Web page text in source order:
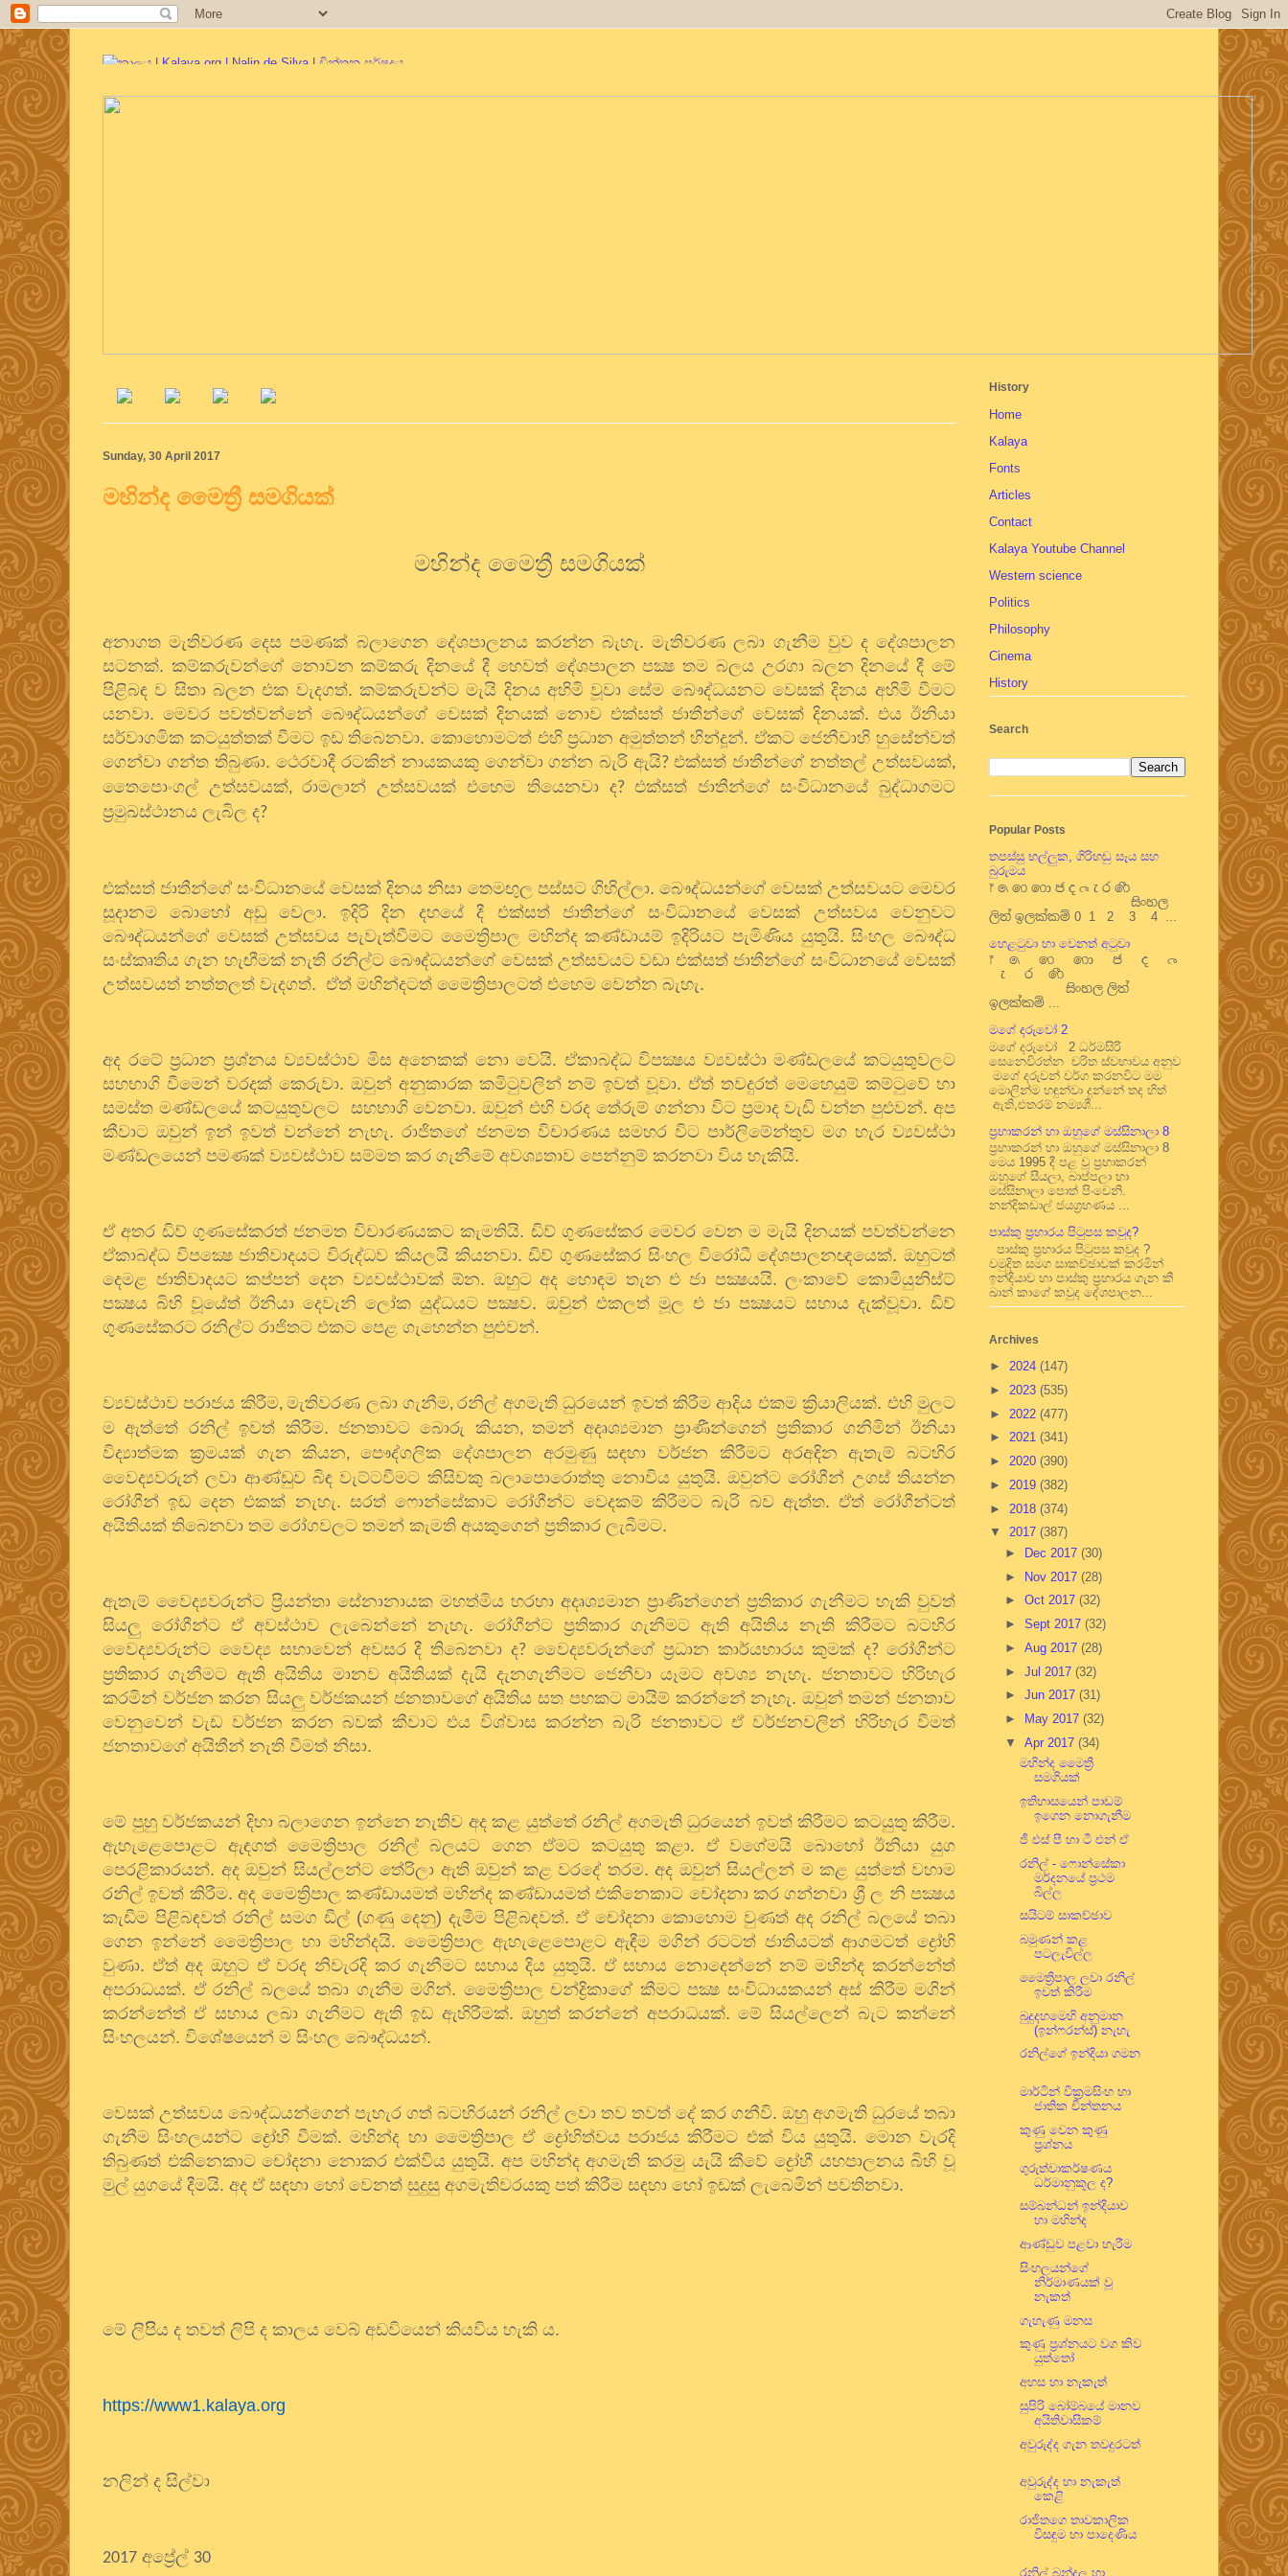
Sunday, 30 April 2017
මහින්ද මෛත්‍රී සමගියක්
මහින්ද මෛත්‍රී සමගියක්
අනාගත මැතිවරණ දෙස පමණක් බලාගෙන දේශපාලනය කරන්න බැහැ. මැතිවරණ ලබා ගැනීම වුව ද දේශපාලන
සටනක්. කම්කරුවන්ගේ නොවන කම්කරු දිනයේ දී හෙවත් දේශපාලන පක්‍ෂ තම බලය උරගා බලන දිනයේ දී මේ
පිළිබඳ ව සිතා බලන එක වැදගත්. කම්කරුවන්ට මැයි දිනය අහිමි වූවා සේම බෞද්ධයනට වෙසක් දිනය අහිමි වීමට
යනවා. මෙවර පවත්වන්නේ බෞද්ධයන්ගේ වෙසක් දිනයක් නොව එක්සත් ජාතීන්ගේ වෙසක් දිනයක්. එය ඊනියා
සර්වාගමික කටයුත්තක් වීමට ඉඩ තිබෙනවා. කොහොමටත් එහි ප්‍රධාන අමුත්තන් හින්දූන්. ඒකට ජෙනීවාහි හුසේන්වත්
ගෙන්වා ගන්ත තිබුණා. ථෙරවාදී රටකින් නායකයකු ගෙන්වා ගන්න බැරි ඇයි?එක්සත් ජාතීන්ගේ නත්තල් උත්සවයක්,
තෛපොංගල් උත්සවයක්,රාමලාන් උත්සවයක් එහෙම තියෙනවා ද? එක්සත් ජාතීන්ගේ සංවිධානයේ බුද්ධාගමට
ප්‍රමුඛස්ථානය ලැබිල ද?
එක්සත් ජාතීන්ගේ සංවිධානයේ වෙසක් දිනය නිසා තෙමඟුල පස්සට ගිහිල්ලා. බෞද්ධයන්ගේ වෙසක් උත්සවයට මෙවර
සූදානම බොහෝ අඩු වෙලා. ඉදිරි දින දහයේ දී එක්සත් ජාතීන්ගේ සංවිධානයේ වෙසක් උත්සවය වෙනුවට
බෞද්ධයන්ගේ වෙසක් උත්සවය පැවැත්වීමට මෛත්‍රිපාල මහින්ද කණ්ඩායම් ඉදිරියට පැමිණිය යුතුයි. සිංහල බෞද්ධ
සංස්කෘතිය ගැන හැඟීමක් නැති රනිල්ට බෞද්ධයන්ගේ වෙසක් උත්සවයට වඩා එක්සත් ජාතීන්ගේ සංවිධානයේ වෙසක්
උත්සවයත් නත්තලත් වැදගත්. ඒත් මහින්දටත් මෛත්‍රිපාලටත් එහෙම වෙන්න බැහැ.
අද රටේ ප්‍රධාන ප්‍රශ්නය ව්‍යවස්ථාව මිස අනෙකක් නො වෙයි. ඒකාබද්ධ විපක්‍ෂය ව්‍යවස්ථා මණ්ඩලයේ කටයුතුවලට
සහභාගි වීමෙන් වරදක් කෙරුවා. ඔවුන් අනුකාරක කමිටුවලින් නම් ඉවත් වූවා. ඒත් තවදුරත් මෙහෙයුම් කම්ටුවේ හා
සමස්ත මණ්ඩලයේ කටයුතුවලට
සහභාගි වෙනවා. ඔවුන් එහි වරද තේරුම් ගන්නා විට ප්‍රමාද වැඩි වන්න පුළුවන්. අප
කීවාට ඔවුන් ඉන් ඉවත් වන්නේ නැහැ. රාජිතගේ ජනමත විචාරණය සමහර විට පාර්ලිමේන්තුව මග හැර ව්‍යවස්ථා
මණ්ඩලයෙන් පමණක් ව්‍යවස්ථාව සම්මත කර ගැනීමේ අවශ්‍යතාව පෙන්නුම් කරනවා විය හැකියි.
ඒ අතර ඩිව් ගුණසේකරත් ජනමත විචාරණයකට කැමතියි. ඩිව් ගුණසේකර මෙවර වෙන ම මැයි දිනයක් පවත්වන්නෙ
ඒකාබද්ධ විපක්‍ෂෙ ජාතිවාදයට විරුද්ධව කියලයි කියනවා. ඩිව් ගුණසේකර සිංහල විරෝධී දේශපාලනඥයෙක්. ඔහුටත්
දෙමළ ජාතිවාදයට කප්පන් දෙන ව්‍යවස්ථාවක් ඕන. ඔහුට අද හොඳම තැන එ ජා පක්‍ෂයයි. ලංකාවේ කොමියුනිස්ට්
පක්‍ෂය බිහි වූයේත් ඊනියා දෙවැනි ලෝක යුද්ධයට පක්‍ෂව. ඔවුන් එකලත් මූල එ ජා පක්‍ෂයට සහාය දැක්වූවා. ඩිව්
ගුණසේකරට රනිල්ට රාජිතට එකට පෙළ ගැහෙන්න පුළුවන්.
ව්‍යවස්ථාව පරාජය කිරීම,මැතිවරණ ලබා ගැනීම,රනිල් අගමැති ධුරයෙන් ඉවත් කිරීම ආදිය එකම ක්‍රියාලියක්. එහි මුලට
ම ඇත්තේ රනිල් ඉවත් කිරීම. ජනතාවට බොරු කියන,තමන් අදෘශ්‍යමාන ප්‍රාණීන්ගෙන් ප්‍රතිකාර ගනිමින් ඊනියා
විද්‍යාත්මක ක්‍රමයක් ගැන කියන, පෞද්ගලික දේශපාලන අරමුණු සඳහා වර්ජන කිරීමට අරඅඳින ඇතැම් බටහිර
වෛද්‍යවරුන් ලවා ආණ්ඩුව බිඳ වැට්ටවීමට කිසිවකු බලාපොරොත්තු නොවිය යුතුයි. ඔවුන්ට රෝගීන් උගස් තියන්න
රෝගීන් ඉඩ දෙන එකක් නැහැ. සරත් ෆොන්සේකාට රෝගීන්ට වෙදකම් කිරීමට බැරි බව ඇත්ත. ඒත් රෝගීන්ටත්
අයිතියක් තිබෙනවා තම රෝගවලට තමන් කැමති අයකුගෙන් ප්‍රතිකාර ලැබීමට.
ඇතැම් වෛද්‍යවරුන්ට ප්‍රියන්තා සේනානායක මහත්මිය හරහා අදෘශ්‍යමාන ප්‍රාණීන්ගෙන් ප්‍රතිකාර ගැනීමට හැකි වුවත්
සියලු රෝගීන්ට ඒ අවස්ථාව ලැබෙන්නේ නැහැ. රෝගීන්ට ප්‍රතිකාර ගැනීමට ඇති අයිතිය නැති කිරීමට බටහිර
වෛද්‍යවරුන්ට වෛද්‍ය සභාවෙන් අවසර දී තිබෙනවා ද? වෛද්‍යවරුන්ගේ ප්‍රධාන කාර්යභාරය කුමක් ද?රෝගීන්ට
ප්‍රතිකාර ගැනීමට ඇති අයිතිය මානව අයිතියක් දැයි දැනගැනීමට ජෙනීවා යෑමට අවශ්‍ය නැහැ. ජනතාවට හිරිහැර
කරමින් වර්ජන කරන සියලු වර්ජකයන් ජනතාවගේ අයිතිය සත පහකට මායිම් කරන්නේ නැහැ. ඔවුන් තමන් ජනතාව
වෙනුවෙන් වැඩ වර්ජන කරන බවක් කීවාට එය විශ්වාස කරන්න බැරි ජනතාවට ඒ වර්ජනවලින් හිරිහැර වීමත්
ජනතාවගේ අයිතීන් නැති වීමත් නිසා.
මේ පුහු වර්ජකයන් දිහා බලාගෙන ඉන්නෙ නැතිව අද කළ යුත්තේ රනිල් අගමැති ධුරයෙන් ඉවත් කිරීමට කටයුතු කිරීම.
ඇහැළෙපොළට ඇඳගත් මෛත්‍රිපාල රනිල් බලයට ගෙන ඒමට කටයුතු කළා. ඒ වගේමයි බොහෝ ඊනියා යුග
පෙරළිකාරයන්. අද ඔවුන් සියල්ලන්ට තේරිලා ඇති ඔවුන් කළ වරදේ තරම. අද ඔවුන් සියල්ලන් ම කළ යුත්තේ වහාම
රනිල් ඉවත් කිරීම. අද මෛත්‍රිපාල කණ්ඩායමත් මහින්ද කණ්ඩායමත් එකිනෙකාට චෝදනා කර ගන්නවා ශ්‍රී ල නි පක්‍ෂය
කැඩීම පිළිබඳවත් රනිල් සමග ඩීල් (ගණු දෙනු) දැමීම පිළිබඳවත්. ඒ චෝදනා කොහොම වුණත් අද රනිල් බලයේ තබා
ගෙන ඉන්නේ මෛත්‍රිපාල හා මහින්දයි. මෛත්‍රිපාල ඇහැළෙපොළට ඇඳීම මගින් රටටත් ජාතියටත් ආගමටත් ද්‍රෝහි
වුණා. ඒත් අද ඔහුට ඒ වරද නිවැරදි කර ගැනීමට සහාය දිය යුතුයි. ඒ සහාය නොදෙන්නේ නම් මහින්ද කරන්නේත්
අපරාධයක්. ඒ රනිල් බලයේ තබා ගැනීම මගින්. මෛත්‍රිපාල චන්ද්‍රිකාගේ කීමට පක්‍ෂ සංවිධායකයන් අස් කිරීම මගින්
කරන්නේත් ඒ සහාය ලබා ගැනීමට ඇති ඉඩ ඇහිරීමක්. ඔහුත් කරන්නේ අපරාධයක්. මේ සියල්ලෙන් බැට කන්නේ
සිංහලයන්. විශේෂයෙන් ම සිංහල බෞද්ධයන්.
වෙසක් උත්සවය බෞද්ධයන්ගෙන් පැහැර ගත් බටහිරයන් රනිල් ලවා තව තවත් දේ කර ගනීවි. ඔහු අගමැති ධුරයේ තබා
ගැනීම සිංහලයන්ට ද්‍රෝහි වීමක්. මහින්ද හා මෛත්‍රිපාල ඒ ද්‍රෝහිත්වය පරාජය කිරීමට එක් විය යුතුයි. මොන වැරදි
තිබුණත් එකිනෙකාට චෝදනා නොකර එක්විය යුතුයි. අප මහින්ද අගමැති කරමු යැයි කීවේ ද්‍රෝහී යහපාලනය බිහි වූ
මුල් යුගයේ දීමයි. අද ඒ සඳහා හෝ වෙනත් සුදුසු අගමැතිවරයකු පත් කිරීම සඳහා හෝ ඉඩක් ලැබෙමින් පවතිනවා.
මේ ලිපිිය ද තවත් ලිපි ද කාලය වෙබ් අඩවියෙන් කියවිය හැකි ය.
https://www1.kalaya.org
නලින් ද සිල්වා
2017 අප්‍රේල් 30
History
Home
Kalaya
Fonts
Articles
Contact
Kalaya Youtube Channel
Western science
Politics
Philosophy
Cinema
History
Search
Popular Posts
තපස්සු භල්ලුක, ගිරිහඬු සෑය සහ
බුරුමය
෦ ෧ ෨ ෩ ෪ ෫ ෬ ෭ ෮ ෯
සිංහල
ලිත් ඉලක්කම් 0 1 2 3 4 ...
හෙළටුවා හා වෙනත් අටුවා
෦ ෧ ෨ ෩ ෪ ෫ ෬
෭ ෮ ෯
සිංහල ලිත්
ඉලක්කම් ...
මගේ දරුවෝ 2
මගේ දරුවෝ 2 ධර්මසිරි
සෙනෙවිරත්න චරිත ස්වභාවය අනුව
මගේ දරුවන් වර්ග කරනවිට මම
මොලින්ම හඳුන්වා දුන්නේ තද හිත්
ඇති,එතරම් නම්‍යශී...
ප්‍රභාකරන් හා ඔහුගේ මස්සිනාලා 8
ප්‍රභාකරන් හා ඔහුගේ මස්සිනාලා 8
මෙය 1995 දී පළ වූ ප්‍රභාකරන්
ඔහුගේ සීයලා, බාප්පලා හා
මස්සිනාලා පොත් පිංචෙනි.
නන්දිකඩාල් ජයග්‍රහණය ...
පාස්කු ප්‍රහාරය පිටුපස කවුද?
පාස්කු ප්‍රහාරය පිටුපස කවුද ?
චමුදිත සමග සාකච්ඡාවක් කරමින්
ඉන්දියාව හා පාස්කු ප්‍රහාරය ගැන කී
ඛාන් කාගේ කවුද දේශපාලන...
Archives
► 2024 (147)
► 2023 (535)
► 2022 (477)
► 2021 (341)
► 2020 (390)
► 2019 (382)
► 2018 (374)
▼ 2017 (387)
►
Dec 2017 (30)
► Nov 2017 (28)
► Oct 2017 (32)
► Sept 2017 (32)
► Aug 2017 (28)
► Jul 2017 (32)
► Jun 2017 (31)
►
May 2017 (32)
▼ Apr 2017 (34)
මහින්ද මෛත්‍රී
සමගියක්
ඉතිහාසයෙන් පාඩම්
ඉගෙන නොගැනීම
ජී එස් පී හා ටී එන් ඒ
රනිල් - ෆොන්සේකා
මර්දනයේ ප්‍රථම
බිල්ල
සයිටම් සාකච්ඡාව
බමුණන් කළ
පටලැවිල්ල
මෛත්‍රිපාල ලවා රනිල්
ඉවත් කිරීම
බුදුදහමෙහි අනුමාන
(ඉන්ෆරන්ස්) නැහැ
රනිල්ගේ ඉන්දියා ගමන
මාර්ටින් වික්‍රමසිංහ හා
ජාතික චින්තනය
කුණු වෙන කුණු
ප්‍රශ්නය
ගුරුත්වාකර්ෂණය
ධර්මානුකූල ද?
සම්බන්ධන් ඉන්දියාව
හා මහින්ද
ආණ්ඩුව පළවා හැරීම
සිංහලයන්ගේ
නිර්මාණයක් වූ
නැකත්
ගැහැණු මනස
කුණු ප්‍රශ්නයට වග කිව
යුත්තෝ
අහස හා නැකැත්
සුපිරි බෝම්බයේ මානව
අයිතිවාසිකම්
අවුරුද්ද ගැන තවදුරටත්
අවුරුද්ද හා නැකැත්
කෙළි
රාජිතගෙ තාවකාලික
විසඳුම හා පාදෙණිය
රනිල් බන්දුල හා